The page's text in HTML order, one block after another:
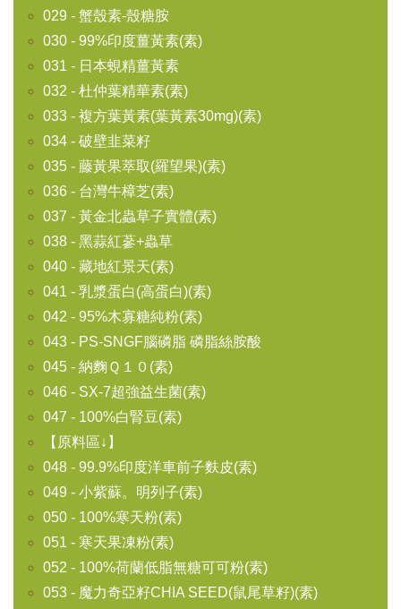
029 - 蟹殼素-殼糖胺
030 - 99%印度薑黃素(素)
031 - 日本蜆精薑黃素
032 - 杜仲葉精華素(素)
033 - 複方葉黃素(葉黃素30mg)(素)
034 - 破壁韭菜籽
035 - 藤黃果萃取(羅望果)(素)
036 - 台灣牛樟芝(素)
037 - 黃金北蟲草子實體(素)
038 - 黑蒜紅蔘+蟲草
040 - 藏地紅景天(素)
041 - 乳漿蛋白(高蛋白)(素)
042 - 95%木寡糖純粉(素)
043 - PS-SNGF腦磷脂 磷脂絲胺酸
045 - 納麴Ｑ１０(素)
046 - SX-7超強益生菌(素)
047 - 100%白腎豆(素)
【原料區↓】
048 - 99.9%印度洋車前子麩皮(素)
049 - 小紫蘇。明列子(素)
050 - 100%寒天粉(素)
051 - 寒天果凍粉(素)
052 - 100%荷蘭低脂無糖可可粉(素)
053 - 魔力奇亞籽CHIA SEED(鼠尾草籽)(素)